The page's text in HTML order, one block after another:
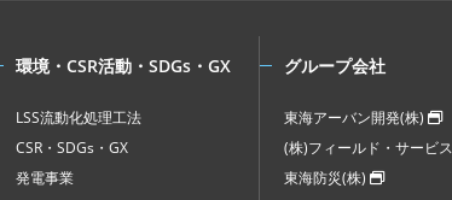
環境・CSR活動・SDGs・GX
LSS流動化処理工法
CSR・SDGs・GX
発電事業
グループ会社
東海アーバン開発(株)
(株)フィールド・サービ
東海防災(株)